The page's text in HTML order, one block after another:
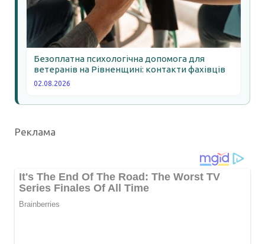
Безоплатна психологічна допомога для
ветеранів на Рівненщині: контакти фахівців
02.08.2026
Реклама